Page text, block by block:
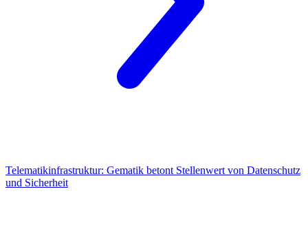
Telematikinfrastruktur: Gematik betont Stellenwert von Datenschutz
und Sicherheit